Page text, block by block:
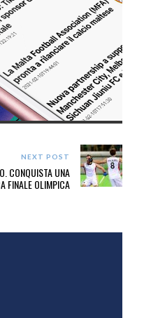
NEXT POST
CONQUISTA UNA
FINALE OLIMPICA